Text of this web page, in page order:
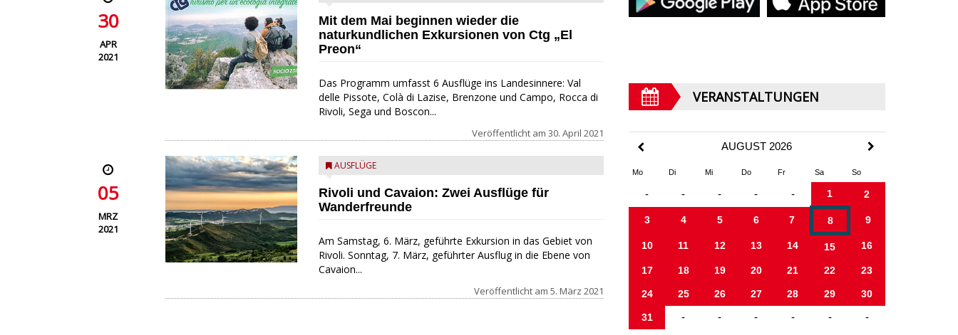
30
APR
2021
Mit dem Mai beginnen wieder die
naturkundlichen Exkursionen von Ctg „El
Preon“
Das Programm umfasst 6 Ausflüge ins Landesinnere: Val
delle Pissote, Colà di Lazise, Brenzone und Campo, Rocca di
Rivoli, Sega und Boscon...
Veröffentlicht am 30. April 2021
05
MRZ
2021
AUSFLÜGE
Rivoli und Cavaion: Zwei Ausflüge für
Wanderfreunde
Am Samstag, 6. März, geführte Exkursion in das Gebiet von
Rivoli. Sonntag, 7. März, geführter Ausflug in die Ebene von
Cavaion...
Veröffentlicht am 5. März 2021
VERANSTALTUNGEN
AUGUST 2026
Mo Di Mi Do Fr Sa So
- - - - - 1 2
3 4 5 6 7 8 9
10 11 12 13 14 15 16
17 18 19 20 21 22 23
24 25 26 27 28 29 30
31 - - - - - -